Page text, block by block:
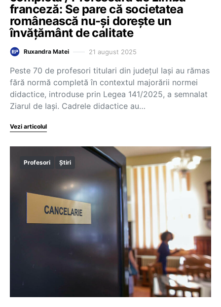
franceză: Se pare că societatea
românească nu-și dorește un
învățământ de calitate
Ruxandra Matei 21 august 2025
Peste 70 de profesori titulari din județul Iași au rămas
fără normă completă în contextul majorării normei
didactice, introduse prin Legea 141/2025, a semnalat
Ziarul de Iași. Cadrele didactice au…
Vezi articolul
Profesori Știri